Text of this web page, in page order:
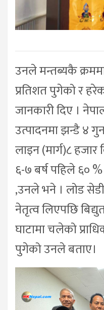
उनले मन्तब्यकै
प्रतिशत पुगेको र
जानकारी दिए ।
उत्पादनमा झन्डै ४
लाइन (मार्ग)८
६-७ बर्ष पहिले ६०
,उनले भने । लोड
नेतृत्व लिएपछि
घाटामा चलेको
पुगेको उनले बताए।